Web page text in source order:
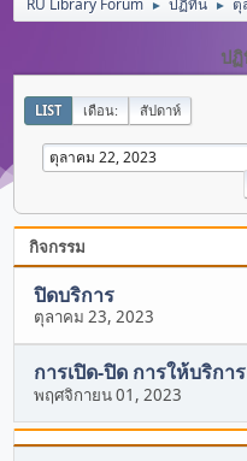
RU Library Forum ► ปฏิทิน ► ตุ
ปฏิ
LIST เดือน: สัปดาห์
กิจกรรม
ปิดบริการ
ตุลาคม 23, 2023
การเปิด-ปิด การให้บริกา
พฤศจิกายน 01, 2023